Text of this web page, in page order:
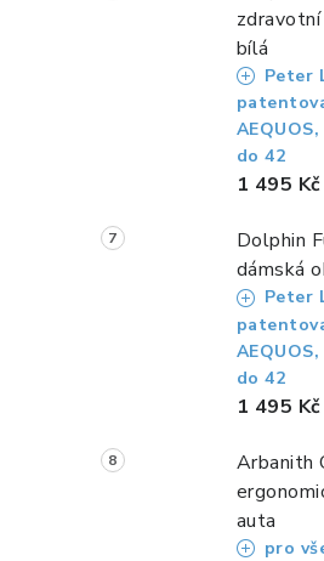
bílá
Peter
do 42
1 495 Kč
Dolphin
dámská
Peter
do 42
1 495 Kč
Arbanith
auta
pro